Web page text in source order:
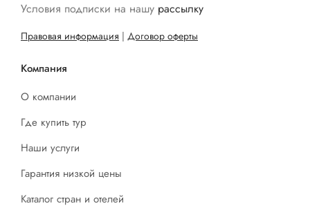
Условия подписки на нашу рассылку
Правовая информация | Договор оферты
Компания
О компании
Где купить тур
Наши услуги
Гарантия низкой цены
Каталог стран и отелей